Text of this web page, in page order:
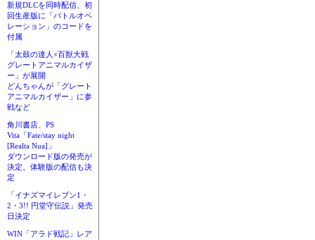
新規DLCを同時配信、初
回生産版に「バトルオペ
レーション」のコードを
付属
「太鼓の達人×百獣大戦
グレートアニマルカイザ
ー」が展開
どんちゃんが「グレート
アニマルカイザー」に参
戦など
角川書店、PS
Vita「Fate/stay night
[Realta Nua]」
ダウンロード版の発売が
決定。体験版の配信も決
定
「イナズマイレブン1・
2・3!! 円堂守伝説」発売
日決定
WIN「アラド戦記」レア